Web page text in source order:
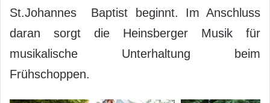
St.Johannes Baptist beginnt. Im Anschluss
daran sorgt die Heinsberger Musik für
musikalische Unterhaltung beim
Frühschoppen.